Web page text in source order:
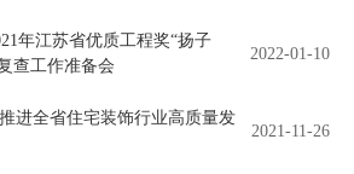
年江苏省优质工程奖“扬子
查工作准备会
2022-01-10
进全省住宅装饰行业高质量发
2021-11-26